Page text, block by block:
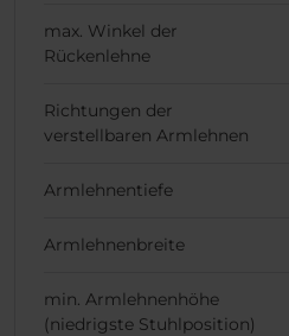
max. Winkel der
Rückenlehne
Richtungen der
verstellbaren Armlehnen
Armlehnentiefe
Armlehnenbreite
min. Armlehnenhöhe
(niedrigste Stuhlposition)